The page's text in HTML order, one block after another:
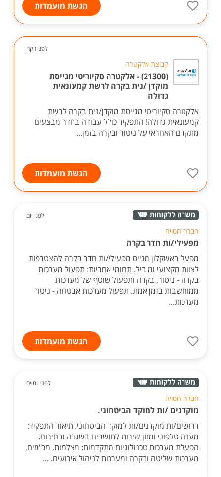
הגשת מועמדות
לפני דקה
קבוצת אלקטרה
(21300) - אלקטרה סקיוריטי מגייסת
מוקדן /נית בקרה לרשת קמעונאית
גדולה
אלקטרה סקיוריטי מגייסת מוקדן/נית בקרה לרשת
קמעונאית גדולה! התפקיד כולל עבודה בחדר מבצעים
מתקדם האחראי על ניטור ובקרה בזמן...
הגשת מועמדות
לפני יום
חברה חסויה
מפעילי/ות חדר בקרה
מפעל באשקלון מגייס מפעילי/ות חדר בקרה להצטרפות
לצוות מקצועי ומוביל. תחומי אחריות: תפעול מערכות
בקרה - ניטור, בקרה ותפעול שוטף של מערכות
ממוחשבות בזמן אמת. תפעול מערכות אבטחה - ניטור
מערכות...
הגשת מועמדות
לפני יומיים
חברה חסויה
מוקדנים /ות למוקד הביטחוני.
דרושים/ות מוקדנים/ות למוקד הביטחוני. תיאור התפקיד:
מענה טלפוני ומתן שירות לתושבים בשגרה ובחירום.
הפעלת מערכות טכנולוגיות מתקדמות: מצלמות, מכ"מים,
מערכות שליטה ובקרה ומערכות לניהול אירועים. ...